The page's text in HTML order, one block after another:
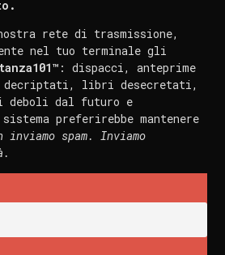
rete di trasmissione,
nel tuo terminale gli
: dispacci, anteprime
decriptati, libri desecretati,
deboli dal futuro e
preferirebbe mantenere
inviamo spam. Inviamo